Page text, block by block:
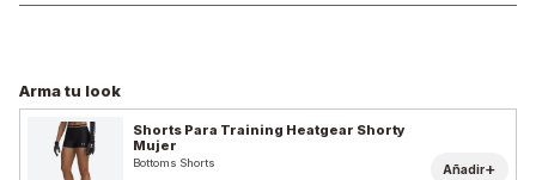
Arma tu look
Shorts Para Training Heatgear Shorty
Mujer
Bottoms Shorts Añadir+